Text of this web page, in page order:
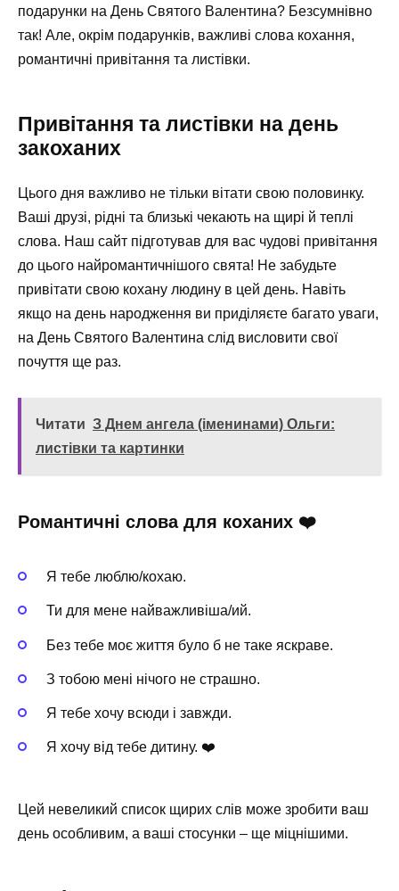
подарунки на День Святого Валентина? Безсумнівно
так! Але, окрім подарунків, важливі слова кохання,
романтичні привітання та листівки.
Привітання та листівки на день
закоханих
Цього дня важливо не тільки вітати свою половинку.
Ваші друзі, рідні та близькі чекають на щирі й теплі
слова. Наш сайт підготував для вас чудові привітання
до цього найромантичнішого свята! Не забудьте
привітати свою кохану людину в цей день. Навіть
якщо на день народження ви приділяєте багато уваги,
на День Святого Валентина слід висловити свої
почуття ще раз.
Читати З Днем ангела (іменинами) Ольги:
листівки та картинки
Романтичні слова для коханих ❤️
Я тебе люблю/кохаю.
Ти для мене найважливіша/ий.
Без тебе моє життя було б не таке яскраве.
З тобою мені нічого не страшно. ️
Я тебе хочу всюди і завжди.
Я хочу від тебе дитину. ❤️
Цей невеликий список щирих слів може зробити ваш
день особливим, а ваші стосунки – ще міцнішими.